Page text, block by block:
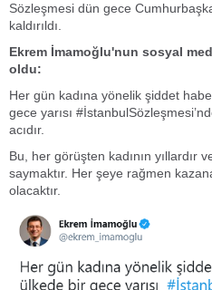
Sözleşmesi dün gece
kaldırıldı.
Ekrem İmamoğlu'nun sosyal
oldu:
Her gün kadına yönelik şiddet
gece yarısı
acıdır.
Bu, her görüşten kadının yıllardır
saymaktır. Her şeye rağmen
olacaktır.